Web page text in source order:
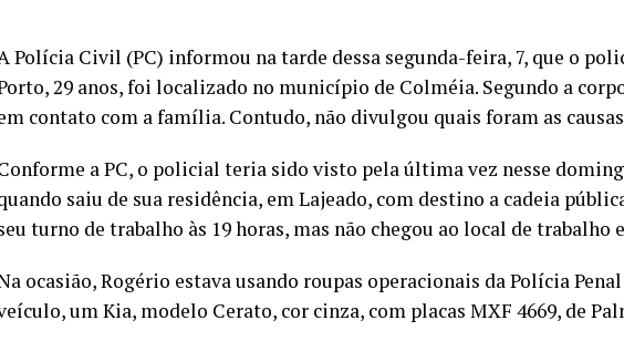
Polícia Civil (PC) informou na tarde dessa segunda-feira, 7, que o
29 anos, foi localizado no município de Colméia. Segundo a
contato com a família. Contudo, não divulgou quais foram as
a PC, o policial teria sido visto pela última vez nesse
saiu de sua residência, em Lajeado, com destino a cadeia
turno de trabalho às 19 horas, mas não chegou ao local de trabalho
ocasião, Rogério estava usando roupas operacionais da Polícia
um Kia, modelo Cerato, cor cinza, com placas MXF 4669, de